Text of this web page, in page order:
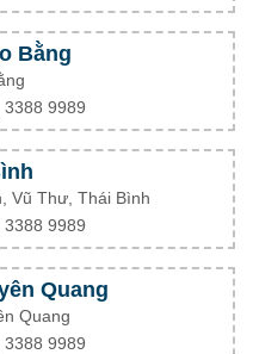
Bằng
3388 9989
Vũ Thư, Thái Bình
3388 9989
Quang
Quang
3388 9989